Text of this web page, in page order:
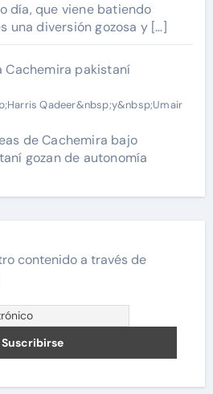
día, que viene batiendo
una diversión gozosa y […]
Cachemira pakistaní
Qadeer&nbsp;y&nbsp;Umair
de Cachemira bajo
gozan de autonomía
contenido a través de